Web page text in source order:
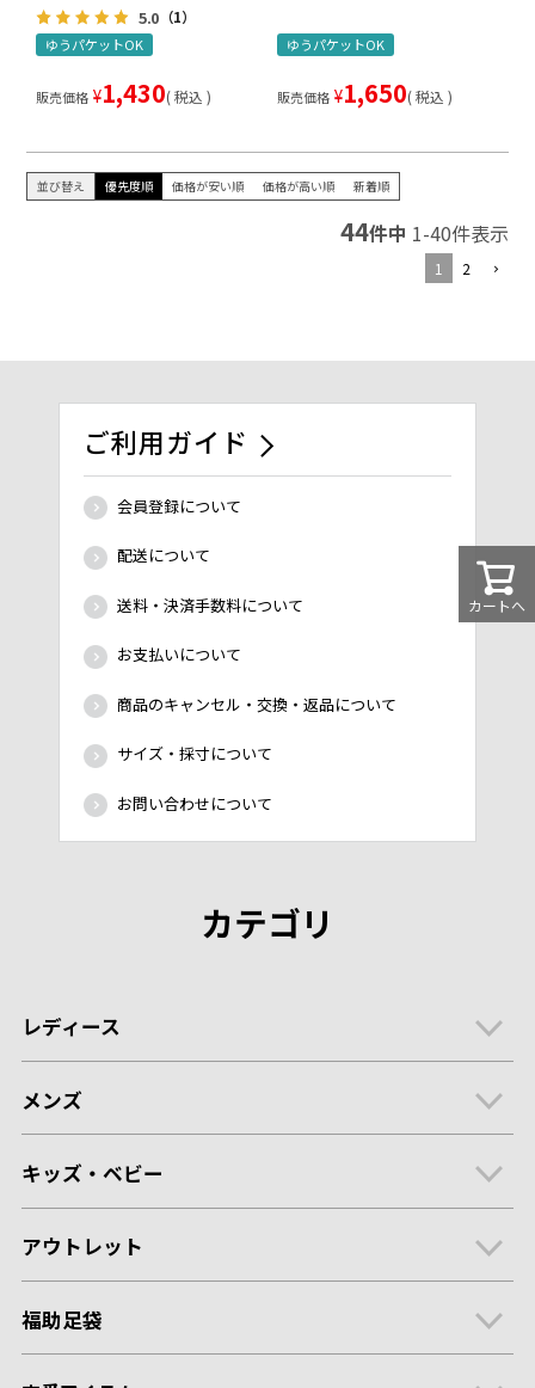
5.0 （1）
ゆうパケットOK
販売価格 ¥1,430 税込
ゆうパケットOK
販売価格 ¥1,650 税込
並び替え 優先度順 価格が安い順 価格が高い順 新着順
44件中 1-40件表示
1 2
カートへ
ご利用ガイド
会員登録について
配送について
送料・決済手数料について
お支払いについて
商品のキャンセル・交換・返品について
サイズ・採寸について
お問い合わせについて
カテゴリ
レディース
メンズ
キッズ・ベビー
アウトレット
福助足袋